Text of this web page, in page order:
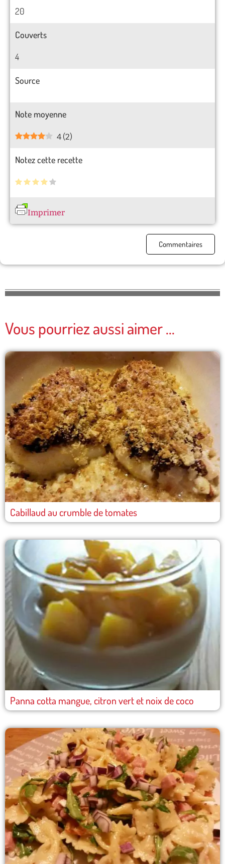
20
Couverts
4
Source
Note moyenne
4 (2)
Notez cette recette
Imprimer
Commentaires
Vous pourriez aussi aimer ...
Cabillaud au crumble de tomates
Panna cotta mangue, citron vert et noix de coco